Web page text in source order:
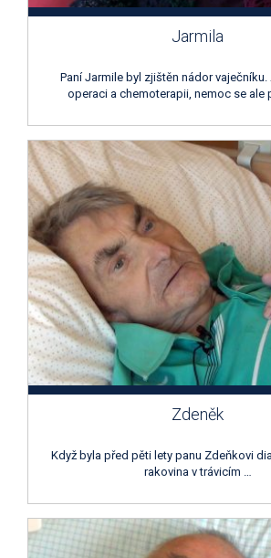
Jarmila
Paní Jarmile byl zjištěn nádor
operaci a chemoterapii, nemoc se ale
Zdeněk
Když byla před pěti lety panu Zdeňkovi
rakovina v trávicím …